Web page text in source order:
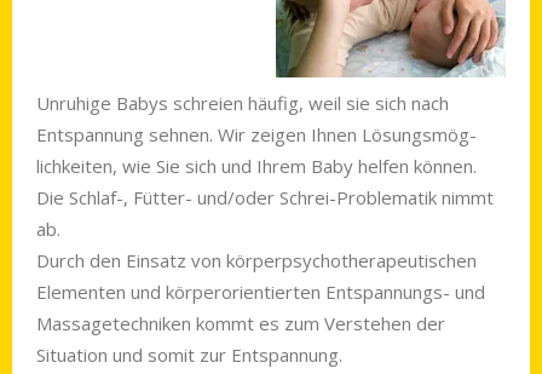
Unruhige Babys schreien häufig, weil sie sich nach
Entspannung sehnen. Wir zeigen Ihnen Lösungs­mög­
lichkeiten, wie Sie sich und Ihrem Baby helfen kön­nen.
Die Schlaf-, Fütter- und/oder Schrei-Proble­matik nimmt
ab.
Durch den Einsatz von körper­psycho­therapeu­ti­schen
Elementen und körper­orien­tierten Entspan­nungs- und
Massage­techniken kommt es zum Verstehen der
Situation und somit zur Entspannung.